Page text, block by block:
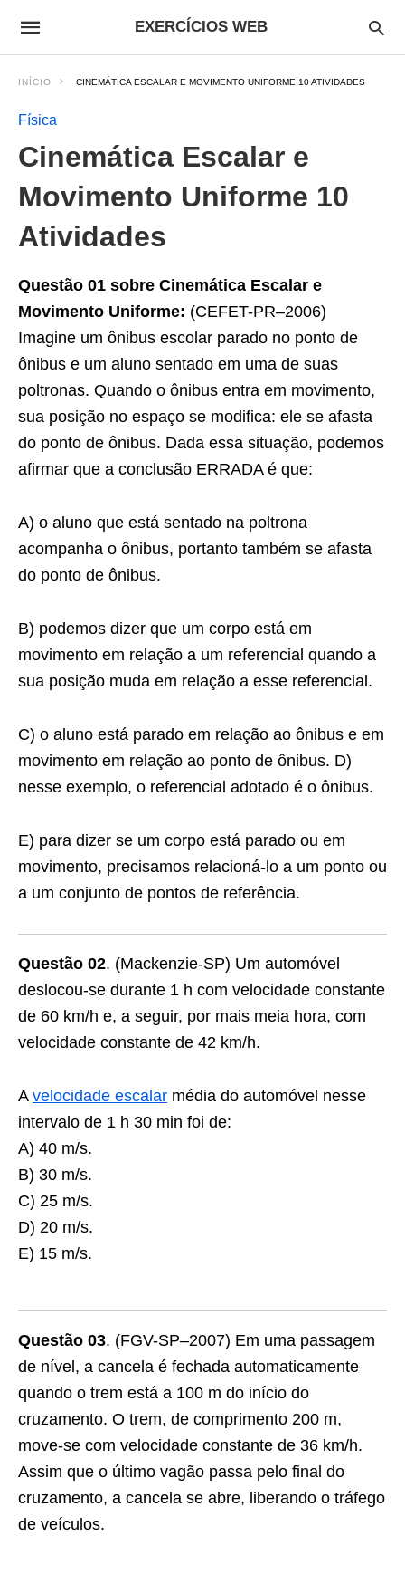
EXERCÍCIOS WEB
INÍCIO CINEMÁTICA ESCALAR E MOVIMENTO UNIFORME 10 ATIVIDADES
Física
Cinemática Escalar e
Movimento Uniforme 10
Atividades
Questão 01 sobre Cinemática Escalar e
Movimento Uniforme: (CEFET-PR–2006)
Imagine um ônibus escolar parado no ponto de
ônibus e um aluno sentado em uma de suas
poltronas. Quando o ônibus entra em movimento,
sua posição no espaço se modifica: ele se afasta
do ponto de ônibus. Dada essa situação, podemos
afirmar que a conclusão ERRADA é que:
A) o aluno que está sentado na poltrona
acompanha o ônibus, portanto também se afasta
do ponto de ônibus.
B) podemos dizer que um corpo está em
movimento em relação a um referencial quando a
sua posição muda em relação a esse referencial.
C) o aluno está parado em relação ao ônibus e em
movimento em relação ao ponto de ônibus. D)
nesse exemplo, o referencial adotado é o ônibus.
E) para dizer se um corpo está parado ou em
movimento, precisamos relacioná-lo a um ponto ou
a um conjunto de pontos de referência.
Questão 02. (Mackenzie-SP) Um automóvel
deslocou-se durante 1 h com velocidade constante
de 60 km/h e, a seguir, por mais meia hora, com
velocidade constante de 42 km/h.
A velocidade escalar média do automóvel nesse
intervalo de 1 h 30 min foi de:
A) 40 m/s.
B) 30 m/s.
C) 25 m/s.
D) 20 m/s.
E) 15 m/s.
Questão 03. (FGV-SP–2007) Em uma passagem
de nível, a cancela é fechada automaticamente
quando o trem está a 100 m do início do
cruzamento. O trem, de comprimento 200 m,
move-se com velocidade constante de 36 km/h.
Assim que o último vagão passa pelo final do
cruzamento, a cancela se abre, liberando o tráfego
de veículos.